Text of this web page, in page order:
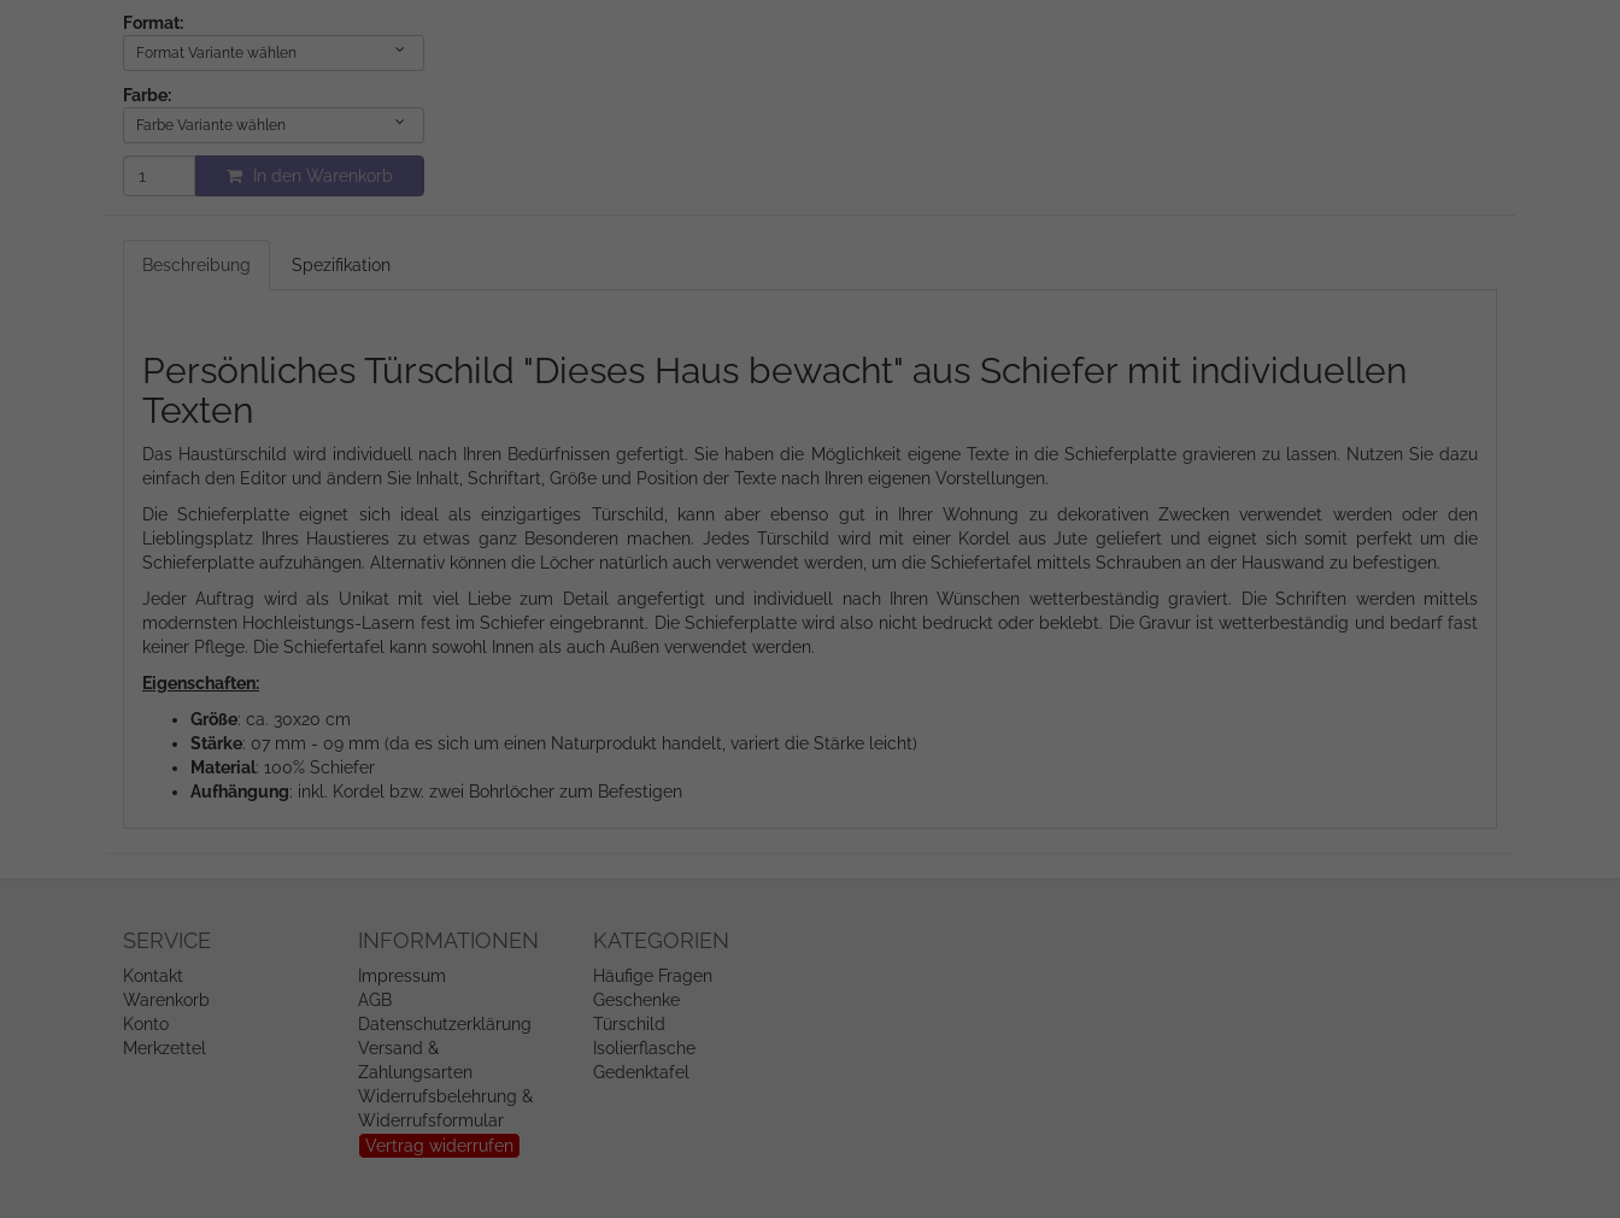
Format:
Format Variante wählen
Farbe:
Farbe Variante wählen
In den Warenkorb
Beschreibung Spezifikation
Persönliches Türschild "Dieses Haus bewacht" aus Schiefer mit individuellen
Texten
Das Haustürschild wird individuell nach Ihren Bedürfnissen gefertigt. Sie haben die Möglichkeit eigene Texte in die Schieferplatte gravieren zu lassen. Nutzen Sie dazu
einfach den Editor und ändern Sie Inhalt, Schriftart, Größe und Position der Texte nach Ihren eigenen Vorstellungen.
Die Schieferplatte eignet sich ideal als einzigartiges Türschild, kann aber ebenso gut in Ihrer Wohnung zu dekorativen Zwecken verwendet werden oder den
Lieblingsplatz Ihres Haustieres zu etwas ganz Besonderen machen. Jedes Türschild wird mit einer Kordel aus Jute geliefert und eignet sich somit perfekt um die
Schieferplatte aufzuhängen. Alternativ können die Löcher natürlich auch verwendet werden, um die Schiefertafel mittels Schrauben an der Hauswand zu befestigen.
Jeder Auftrag wird als Unikat mit viel Liebe zum Detail angefertigt und individuell nach Ihren Wünschen wetterbeständig graviert. Die Schriften werden mittels
modernsten Hochleistungs-Lasern fest im Schiefer eingebrannt. Die Schieferplatte wird also nicht bedruckt oder beklebt. Die Gravur ist wetterbeständig und bedarf fast
keiner Pflege. Die Schiefertafel kann sowohl Innen als auch Außen verwendet werden.
Eigenschaften:
Größe: ca. 30x20 cm
Stärke: 07 mm - 09 mm (da es sich um einen Naturprodukt handelt, variert die Stärke leicht)
Material: 100% Schiefer
Aufhängung: inkl. Kordel bzw. zwei Bohrlöcher zum Befestigen
SERVICE
Kontakt
Warenkorb
Konto
Merkzettel
INFORMATIONEN
Impressum
AGB
Datenschutzerklärung
Versand &
Zahlungsarten
Widerrufsbelehrung &
Widerrufsformular
Vertrag widerrufen
KATEGORIEN
Häufige Fragen
Geschenke
Türschild
Isolierflasche
Gedenktafel